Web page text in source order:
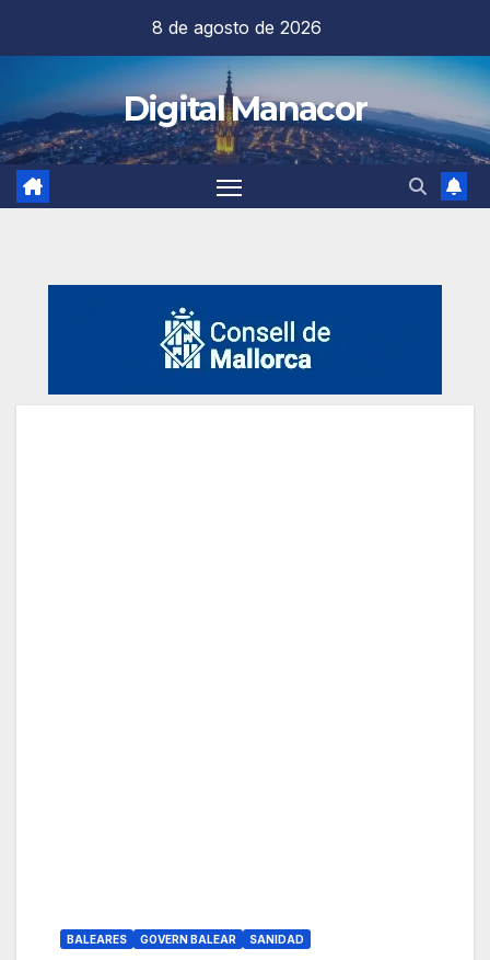
contenido
8 de agosto de 2026
Digital Manacor
BALEARES GOVERN BALEAR SANIDAD